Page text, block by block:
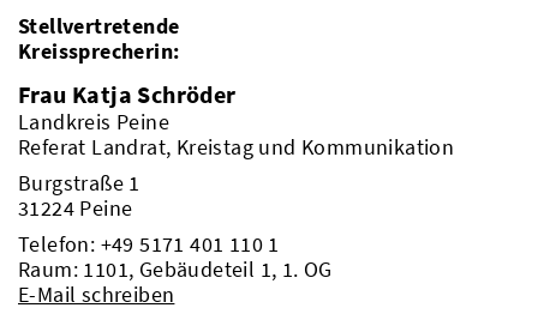
Stellvertretende
Kreissprecherin:
Frau Katja Schröder
Landkreis Peine
Referat Landrat, Kreistag und Kommunikation
Burgstraße 1
31224 Peine
Telefon: +49 5171 401 110 1
Raum: 1101, Gebäudeteil 1, 1. OG
E-Mail schreiben